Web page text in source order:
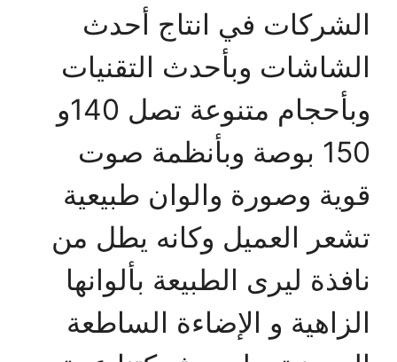
الشركات في انتاج أحدث
الشاشات وبأحدث التقنيات
وبأحجام متنوعة تصل 140و
150 بوصة وبأنظمة صوت
قوية وصورة والوان طبيعية
تشعر العميل وكانه يطل من
نافذة ليرى الطبيعة بألوانها
الزاهية و الإضاءة الساطعة